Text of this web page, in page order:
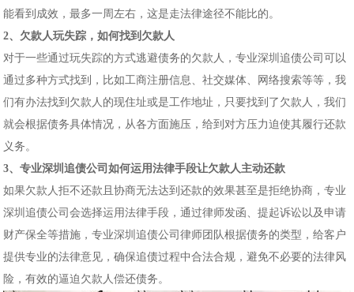
能看到成效，最多一周左右，这是走法律途径不能比的。
2、欠款人玩失踪，如何找到欠款人
对于一些通过玩失踪的方式逃避债务的欠款人，专业深圳追债公司可以
通过多种方式找到，比如工商注册信息、社交媒体、网络搜索等等，我
们有办法找到欠款人的现住址或是工作地址，只要找到了欠款人，我们
就会根据债务具体情况，从各方面施压，给到对方压力迫使其履行还款
义务。
3、专业深圳追债公司如何运用法律手段让欠款人主动还款
如果欠款人拒不还款且协商无法达到还款的效果甚至是拒绝协商，专业
深圳追债公司会选择运用法律手段，通过律师发函、提起诉讼以及申请
财产保全等措施，专业深圳追债公司律师团队根据债务的类型，给客户
提供专业的法律意见，确保追债过程中合法合规，避免不必要的法律风
险，有效的逼迫欠款人偿还债务。